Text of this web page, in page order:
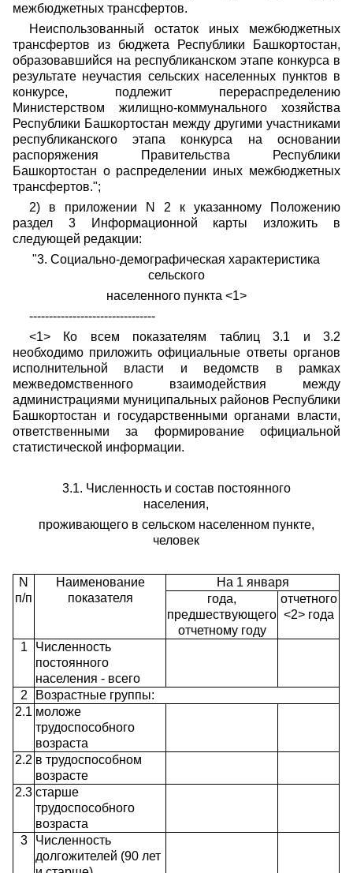
межбюджетных трансфертов.
Неиспользованный остаток иных межбюджетных
трансфертов из бюджета Республики Башкортостан,
образовавшийся на республиканском этапе конкурса в
результате неучастия сельских населенных пунктов в
конкурсе, подлежит перераспределению
Министерством жилищно-коммунального хозяйства
Республики Башкортостан между другими участниками
республиканского этапа конкурса на основании
распоряжения Правительства Республики
Башкортостан о распределении иных межбюджетных
трансфертов.";
2) в приложении N 2 к указанному Положению
раздел 3 Информационной карты изложить в
следующей редакции:
"3. Социально-демографическая характеристика
сельского
населенного пункта <1>
--------------------------------
<1> Ко всем показателям таблиц 3.1 и 3.2
необходимо приложить официальные ответы органов
исполнительной власти и ведомств в рамках
межведомственного взаимодействия между
администрациями муниципальных районов Республики
Башкортостан и государственными органами власти,
ответственными за формирование официальной
статистической информации.
3.1. Численность и состав постоянного
населения,
проживающего в сельском населенном пункте,
человек
N
п/п
Наименование
показателя
На 1 января
года,
предшествующего
отчетному году
отчетного
<2> года
1
Численность
постоянного
населения - всего
2
Возрастные группы:
2.1 моложе
трудоспособного
возраста
2.2 в трудоспособном
возрасте
2.3 старше
трудоспособного
возраста
3
Численность
долгожителей (90 лет